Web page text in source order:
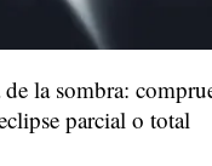
la sombra:
parcial o total